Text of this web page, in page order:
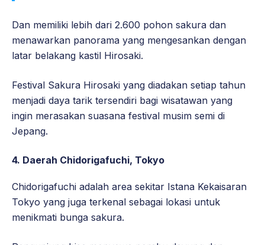
Dan memiliki lebih dari 2.600 pohon sakura dan
menawarkan panorama yang mengesankan dengan
latar belakang kastil Hirosaki.
Festival Sakura Hirosaki yang diadakan setiap tahun
menjadi daya tarik tersendiri bagi wisatawan yang
ingin merasakan suasana festival musim semi di
Jepang.
4. Daerah Chidorigafuchi, Tokyo
Chidorigafuchi adalah area sekitar Istana Kekaisaran
Tokyo yang juga terkenal sebagai lokasi untuk
menikmati bunga sakura.